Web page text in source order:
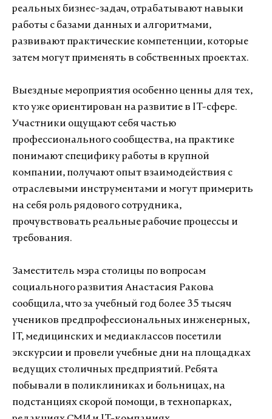
реальных бизнес-задач, отрабатывают навыки
работы с базами данных и алгоритмами,
развивают практические компетенции, которые
затем могут применять в собственных проектах.
Выездные мероприятия особенно ценны для тех,
кто уже ориентирован на развитие в IT-сфере.
Участники ощущают себя частью
профессионального сообщества, на практике
понимают специфику работы в крупной
компании, получают опыт взаимодействия с
отраслевыми инструментами и могут примерить
на себя роль рядового сотрудника,
прочувствовать реальные рабочие процессы и
требования.
Заместитель мэра столицы по вопросам
социального развития Анастасия Ракова
сообщила, что за учебный год более 35 тысяч
учеников предпрофессиональных инженерных,
IT, медицинских и медиаклассов посетили
экскурсии и провели учебные дни на площадках
ведущих столичных предприятий. Ребята
побывали в поликлиниках и больницах, на
подстанциях скорой помощи, в технопарках,